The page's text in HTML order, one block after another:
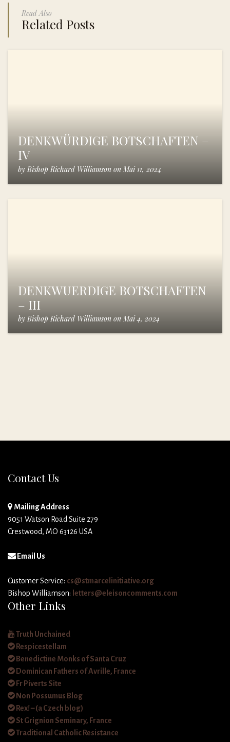
Read Also
Related Posts
DENKWÜRDIGE BOTSCHAFTEN –
IV
by Bishop Richard Williamson on Mai 11, 2024
DENKWUERDIGE BOTSCHAFTEN
– III
by Bishop Richard Williamson on Mai 4, 2024
Contact Us
Mailing Address
9051 Watson Road Suite 279
Crestwood, MO 63126 USA
Email Us
Customer Service: cs@stmarcelinitiative.org
Bishop Williamson: letters@eleisoncomments.com
Other Links
Truth Unchained
Respicestellam
Benedictine Monks of Santa Cruz
Dominican Fathers of Avrille, France
Fr Piverts Site
Non Possumus Blog
Rex! – (a Czech blog)
St Grignion Seminary, France
Traditional Catholic Resistance